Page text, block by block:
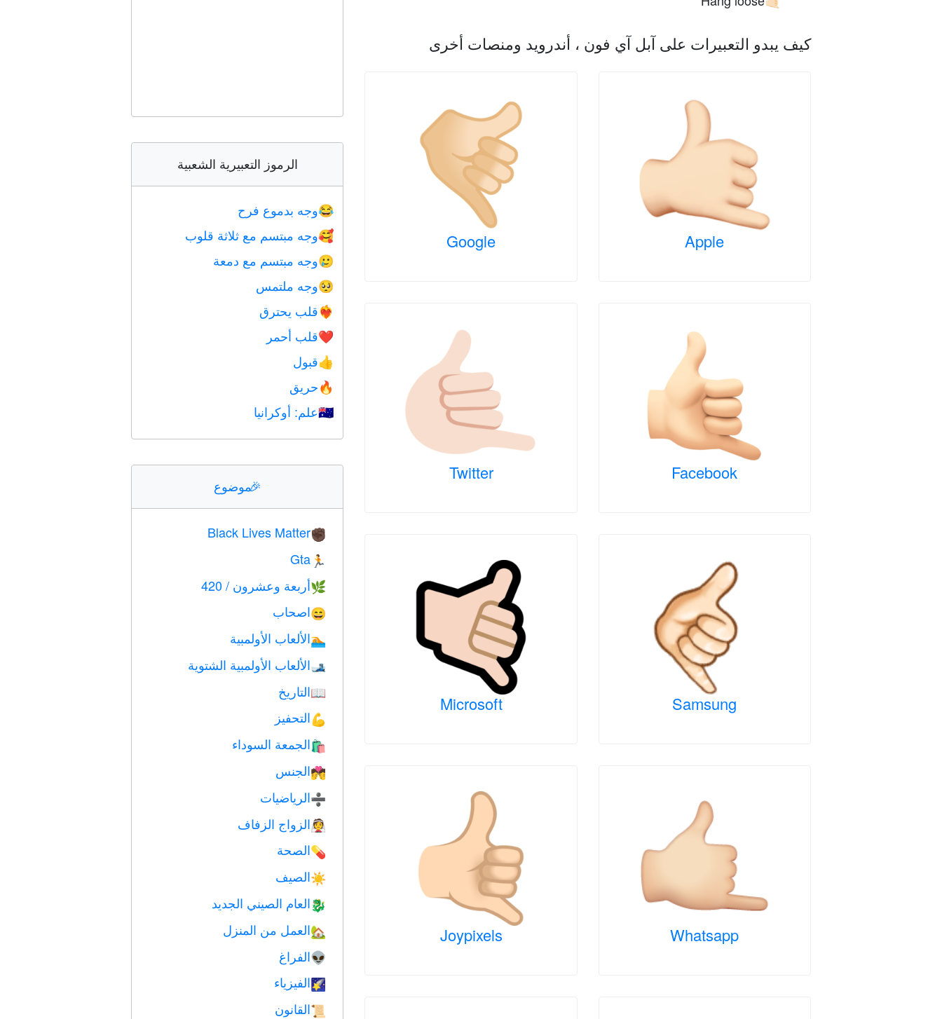
كيف يبدو التعبيرات على آبل آي فون ، أندرويد ومنصات أخرى
Apple
Google
Facebook
Twitter
Samsung
Microsoft
Whatsapp
Joypixels
الرموز التعبيرية الشعبية
😂وجه بدموع فرح
🥰وجه مبتسم مع ثلاثة قلوب
🥲وجه مبتسم مع دمعة
🥺وجه ملتمس
❤️‍🔥قلب يحترق
❤️قلب أحمر
👍قبول
🔥حريق
🇺🇦علم: أوكرانيا
🎉موضوع
✊🏿
Black Lives Matter
🏃
Gta
🌿أربعة وعشرون / 420
😄اصحاب
🏊الألعاب الأولمبية
🎿الألعاب الأولمبية الشتوية
📖التاريخ
💪التحفيز
🛍الجمعة السوداء
💏الجنس
➗الرياضيات
👰الزواج الزفاف
💊الصحة
☀️الصيف
🐉العام الصيني الجديد
🏡العمل من المنزل
👽الفراغ
🌠الفيزياء
📜القانون